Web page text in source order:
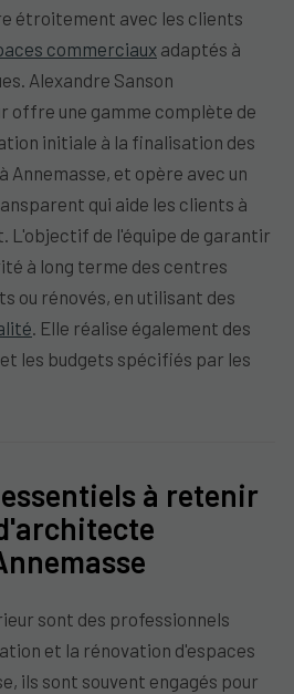
étroitement avec les clients
commerciaux adaptés à
Alexandre Sanson
offre une gamme complète de
initiale à la finalisation des
Annemasse, et opère avec un
qui aide les clients à
L'objectif de l'équipe de garantir
à long terme des centres
ou rénovés, en utilisant des
. Elle réalise également des
les budgets spécifiés par les
à retenir
sont des professionnels
et la rénovation d'espaces
ils sont souvent engagés pour